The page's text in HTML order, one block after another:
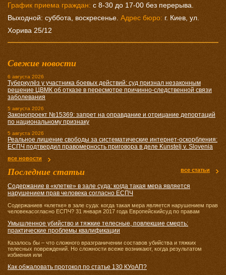
График приема граждан: с 8-30 до 17-00 без перерыва.
Выходной: суббота, воскресенье. Адрес бюро: г. Киев, ул.
Хорива 25/12
Свежие новости
6 августа 2026
Туберкулёз у участника боевых действий: суд признал незаконным
решение ЦВМК об отказе в пересмотре причинно-следственной связи
заболевания
5 августа 2026
Законопроект №15369: запрет на оправдание и отрицание депортаций
по национальному признаку
5 августа 2026
Реальное лишение свободы за систематические интернет-оскорбления:
ЕСПЧ подтвердил правомерность приговора в деле Kunstelj v. Slovenia
все новости
Последние статьи все статьи
Содержание в «клетке» в зале суда: когда такая мера является
нарушением прав человека согласно ЕСПЧ
Содержаниев «клетке» в зале суда: когда такая мера является нарушением прав
человекасогласно ЕСПЧ? 31 января 2017 года Европейскийсуд по правам
Умышленное убийство и тяжкие телесные, повлекшие смерть:
практические проблемы квалификации
Казалось бы – что сложного вразграничении составов убийства и тяжких
телесных повреждений. Но сложности всеже возникают, когда результатом
избиения или
Как обжаловать протокол по статье 130 КУоАП?